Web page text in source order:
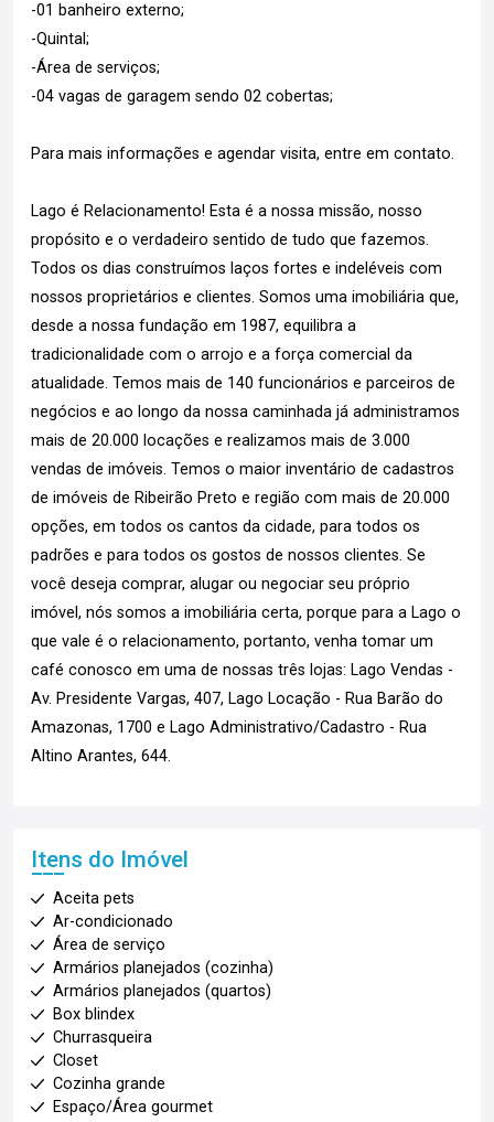
-01 banheiro externo;
-Quintal;
-Área de serviços;
-04 vagas de garagem sendo 02 cobertas;
Para mais informações e agendar visita, entre em contato.
Lago é Relacionamento! Esta é a nossa missão, nosso
propósito e o verdadeiro sentido de tudo que fazemos.
Todos os dias construímos laços fortes e indeléveis com
nossos proprietários e clientes. Somos uma imobiliária que,
desde a nossa fundação em 1987, equilibra a
tradicionalidade com o arrojo e a força comercial da
atualidade. Temos mais de 140 funcionários e parceiros de
negócios e ao longo da nossa caminhada já administramos
mais de 20.000 locações e realizamos mais de 3.000
vendas de imóveis. Temos o maior inventário de cadastros
de imóveis de Ribeirão Preto e região com mais de 20.000
opções, em todos os cantos da cidade, para todos os
padrões e para todos os gostos de nossos clientes. Se
você deseja comprar, alugar ou negociar seu próprio
imóvel, nós somos a imobiliária certa, porque para a Lago o
que vale é o relacionamento, portanto, venha tomar um
café conosco em uma de nossas três lojas: Lago Vendas -
Av. Presidente Vargas, 407, Lago Locação - Rua Barão do
Amazonas, 1700 e Lago Administrativo/Cadastro - Rua
Altino Arantes, 644.
Itens do Imóvel
Aceita pets
Ar-condicionado
Área de serviço
Armários planejados (cozinha)
Armários planejados (quartos)
Box blindex
Churrasqueira
Closet
Cozinha grande
Espaço/Área gourmet